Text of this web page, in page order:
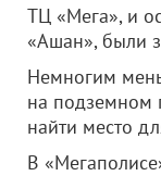
ТЦ «Мега», и
«Ашан», были
Немногим
на подземном
найти место
В